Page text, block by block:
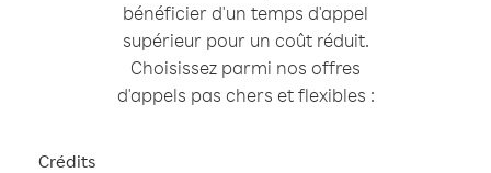
bénéficier d'un temps d'appel
supérieur pour un coût réduit.
Choisissez parmi nos offres
d'appels pas chers et flexibles :
Crédits